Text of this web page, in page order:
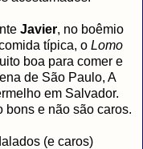
Javier, no boêmio
típica, o Lomo
boa para comer e
de São Paulo, A
em Salvador.
bons e não são caros.
(e caros)